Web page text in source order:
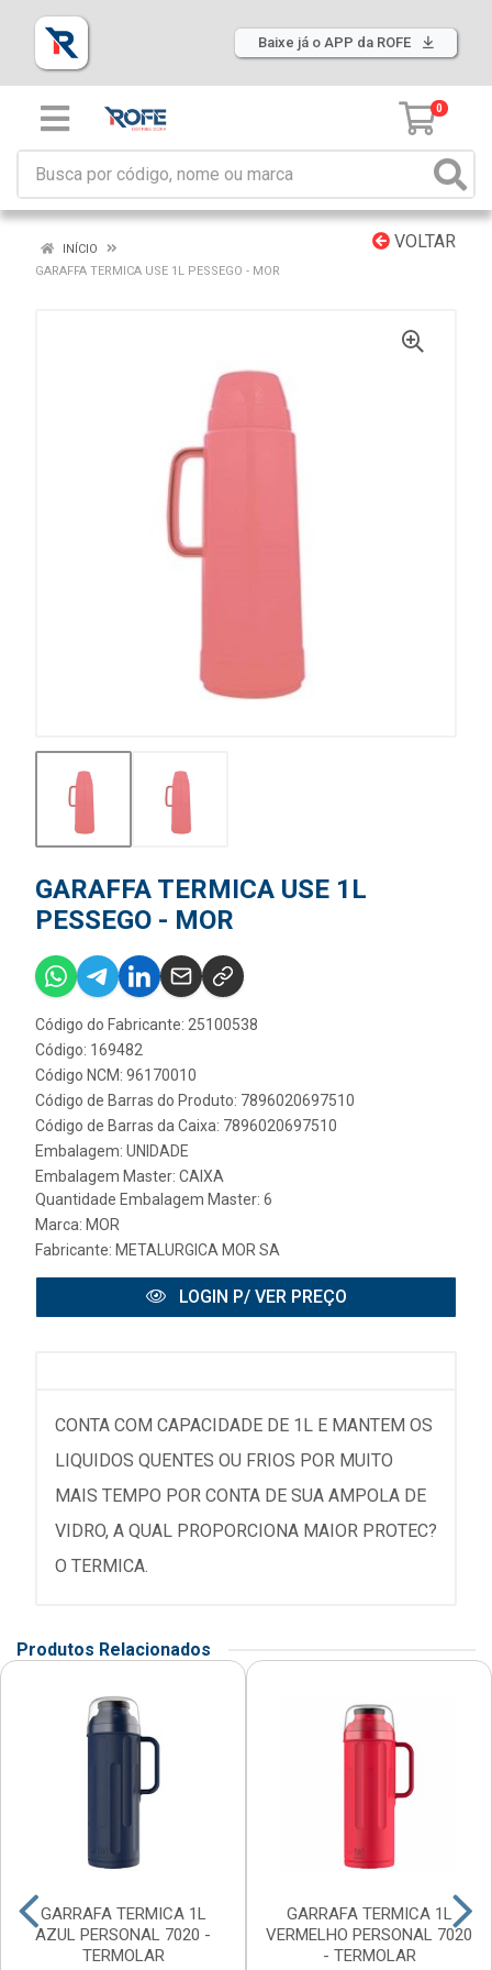
Baixe já o APP da ROFE
0
VOLTAR
INÍCIO
GARAFFA TERMICA USE 1L PESSEGO - MOR
GARAFFA TERMICA USE 1L
PESSEGO - MOR
Código do Fabricante: 25100538
Código: 169482
Código NCM: 96170010
Código de Barras do Produto: 7896020697510
Código de Barras da Caixa: 7896020697510
Embalagem: UNIDADE
Embalagem Master: CAIXA
Quantidade Embalagem Master: 6
Marca: MOR
Fabricante: METALURGICA MOR SA
LOGIN P/ VER PREÇO
CONTA COM CAPACIDADE DE 1L E MANTEM OS
LIQUIDOS QUENTES OU FRIOS POR MUITO
MAIS TEMPO POR CONTA DE SUA AMPOLA DE
VIDRO, A QUAL PROPORCIONA MAIOR PROTEC?
O TERMICA.
Produtos Relacionados
GARRAFA TERMICA 1L
AZUL PERSONAL 7020 -
TERMOLAR
GARRAFA TERMICA 1L
VERMELHO PERSONAL 7020
- TERMOLAR